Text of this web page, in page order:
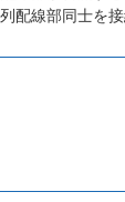
配線部同士を